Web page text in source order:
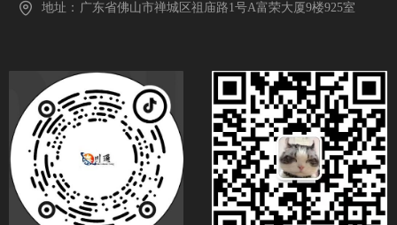
地址： 广东省佛山市禅城区祖庙路1号A富荣大厦9楼925室